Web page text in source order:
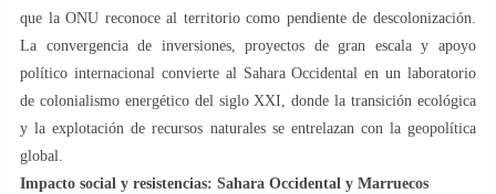
que la ONU reconoce al territorio como pendiente de descolonización.
La convergencia de inversiones, proyectos de gran escala y apoyo
político internacional convierte al Sahara Occidental en un laboratorio
de colonialismo energético del siglo XXI, donde la transición ecológica
y la explotación de recursos naturales se entrelazan con la geopolítica
global.
Impacto social y resistencias: Sahara Occidental y Marruecos